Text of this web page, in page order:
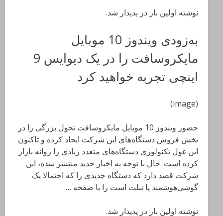
نوشته اولین بار در پدیدار شد.
به‌زودی ویندوز 10 موبایل
مایکروسافت را در یک دیوایس 9
اینچی تجربه خواهید کرد
(image)
حضور ویندوز 10 موبایل مایکروسافت تحول بزرگی را در
بخش فروش دستگاه‌های این شرکت ایجاد کرده و تاکنون
این غول تکنولوژی دستگاه‌های متعدد زیادی را روانه بازار
کرده است. حال با توجه به اخبار جدید منتشر شده، این
شرکت قصد دارد که دستگاه جدیدی را که احتمالا یک
گوشی‌هوشمند یا تبلت است را با صفحه …
نوشته اولین بار در پدیدار شد.